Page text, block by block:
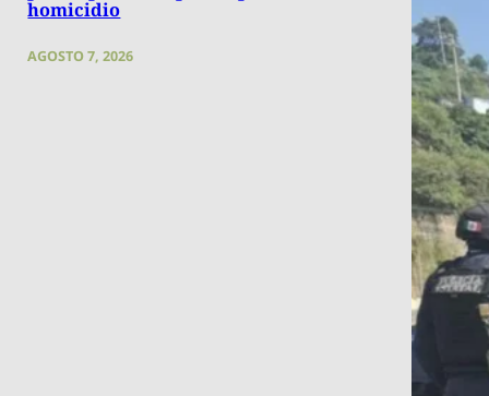
homicidio
AGOSTO 7, 2026